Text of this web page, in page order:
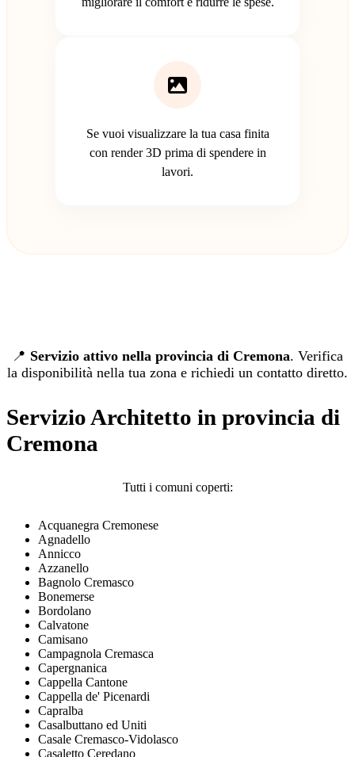
Se vuoi visualizzare la tua casa finita
con render 3D prima di spendere in
lavori.
📍 Servizio attivo nella provincia di Cremona. Verifica
la disponibilità nella tua zona e richiedi un contatto diretto.
Servizio Architetto in provincia di
Cremona
Tutti i comuni coperti:
Acquanegra Cremonese
Agnadello
Annicco
Azzanello
Bagnolo Cremasco
Bonemerse
Bordolano
Calvatone
Camisano
Campagnola Cremasca
Capergnanica
Cappella Cantone
Cappella de' Picenardi
Capralba
Casalbuttano ed Uniti
Casale Cremasco-Vidolasco
Casaletto Ceredano